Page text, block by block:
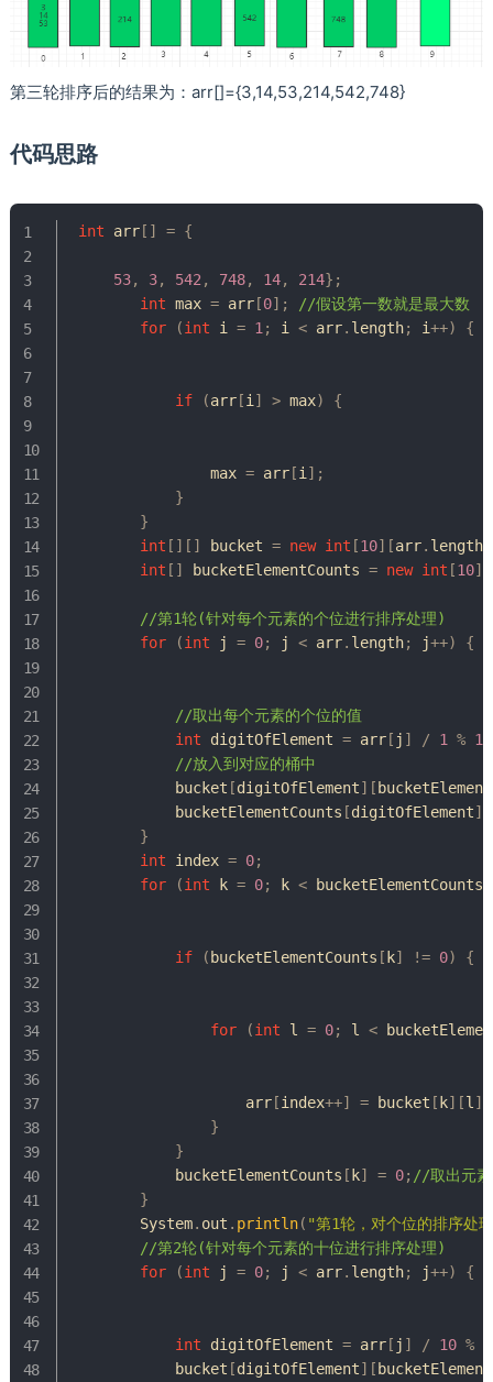
第三轮排序后的结果为：arr[]={3,14,53,214,542,748}
代码思路
int arr[ ] = {
53, 3, 542 , 748, 14, 214} ;
int max = arr[0] ;
//假设第一数就是最大数
for
(int i = 1 ; i < arr. length; i++) {
if (arr[i ] > max) {
                max
= arr[i ] ;
}
}
int [ ] [ ] bucket = new int [10] [arr. length]
int [ ] bucketElementCounts = new int [10]
//第1轮(针对每个元素的个位进行排序处理)
for
(int j = 0; j < arr. length; j++) {
//取出每个元素的个位的值
int digitOfElement = arr[ j ] / 1 % 10
//放入到对应的桶中
            bucket
[digitOfElement] [
            bucketElementCounts
[digitOfElement]
}
int index = 0;
for
(int k = 0; k < bucketElementCounts
if ( bucketElementCounts [ k] != 0) {
for (int l = 0; l <
                    arr
[index++] = bucket [ k] [l ]
}
}
            bucketElementCounts
[ k] = 0; //取出元素
}
System. out . println( "第1轮，对个位的排序
//第2轮(针对每个元素的十位进行排序处理)
for
(int j = 0; j < arr. length; j++) {
int digitOfElement = arr[ j ] / 10 %
            bucket
[digitOfElement] [